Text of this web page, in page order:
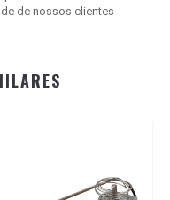
de nossos clientes